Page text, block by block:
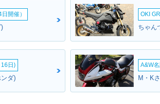
開催） OKI
ちゃん
日)
ダ)
A&W